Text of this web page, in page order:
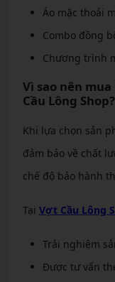
Áo mặc thoải
Combo đồng
Chương trình
Vì sao nên
Cầu Lông Shop?
Khi lựa chọn sản
đảm bảo về chất
chế độ bảo hành
Tại Vợt Cầu Lông
Trải nghiệm
Được tư vấn